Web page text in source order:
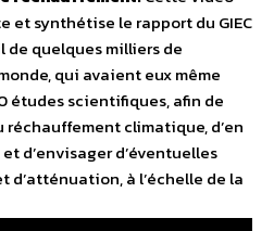
et synthétise le rapport du GIEC
de quelques milliers de
qui avaient eux même
études scientifiques, afin de
réchauffement climatique, d’en
d’envisager d’éventuelles
à l’échelle de la